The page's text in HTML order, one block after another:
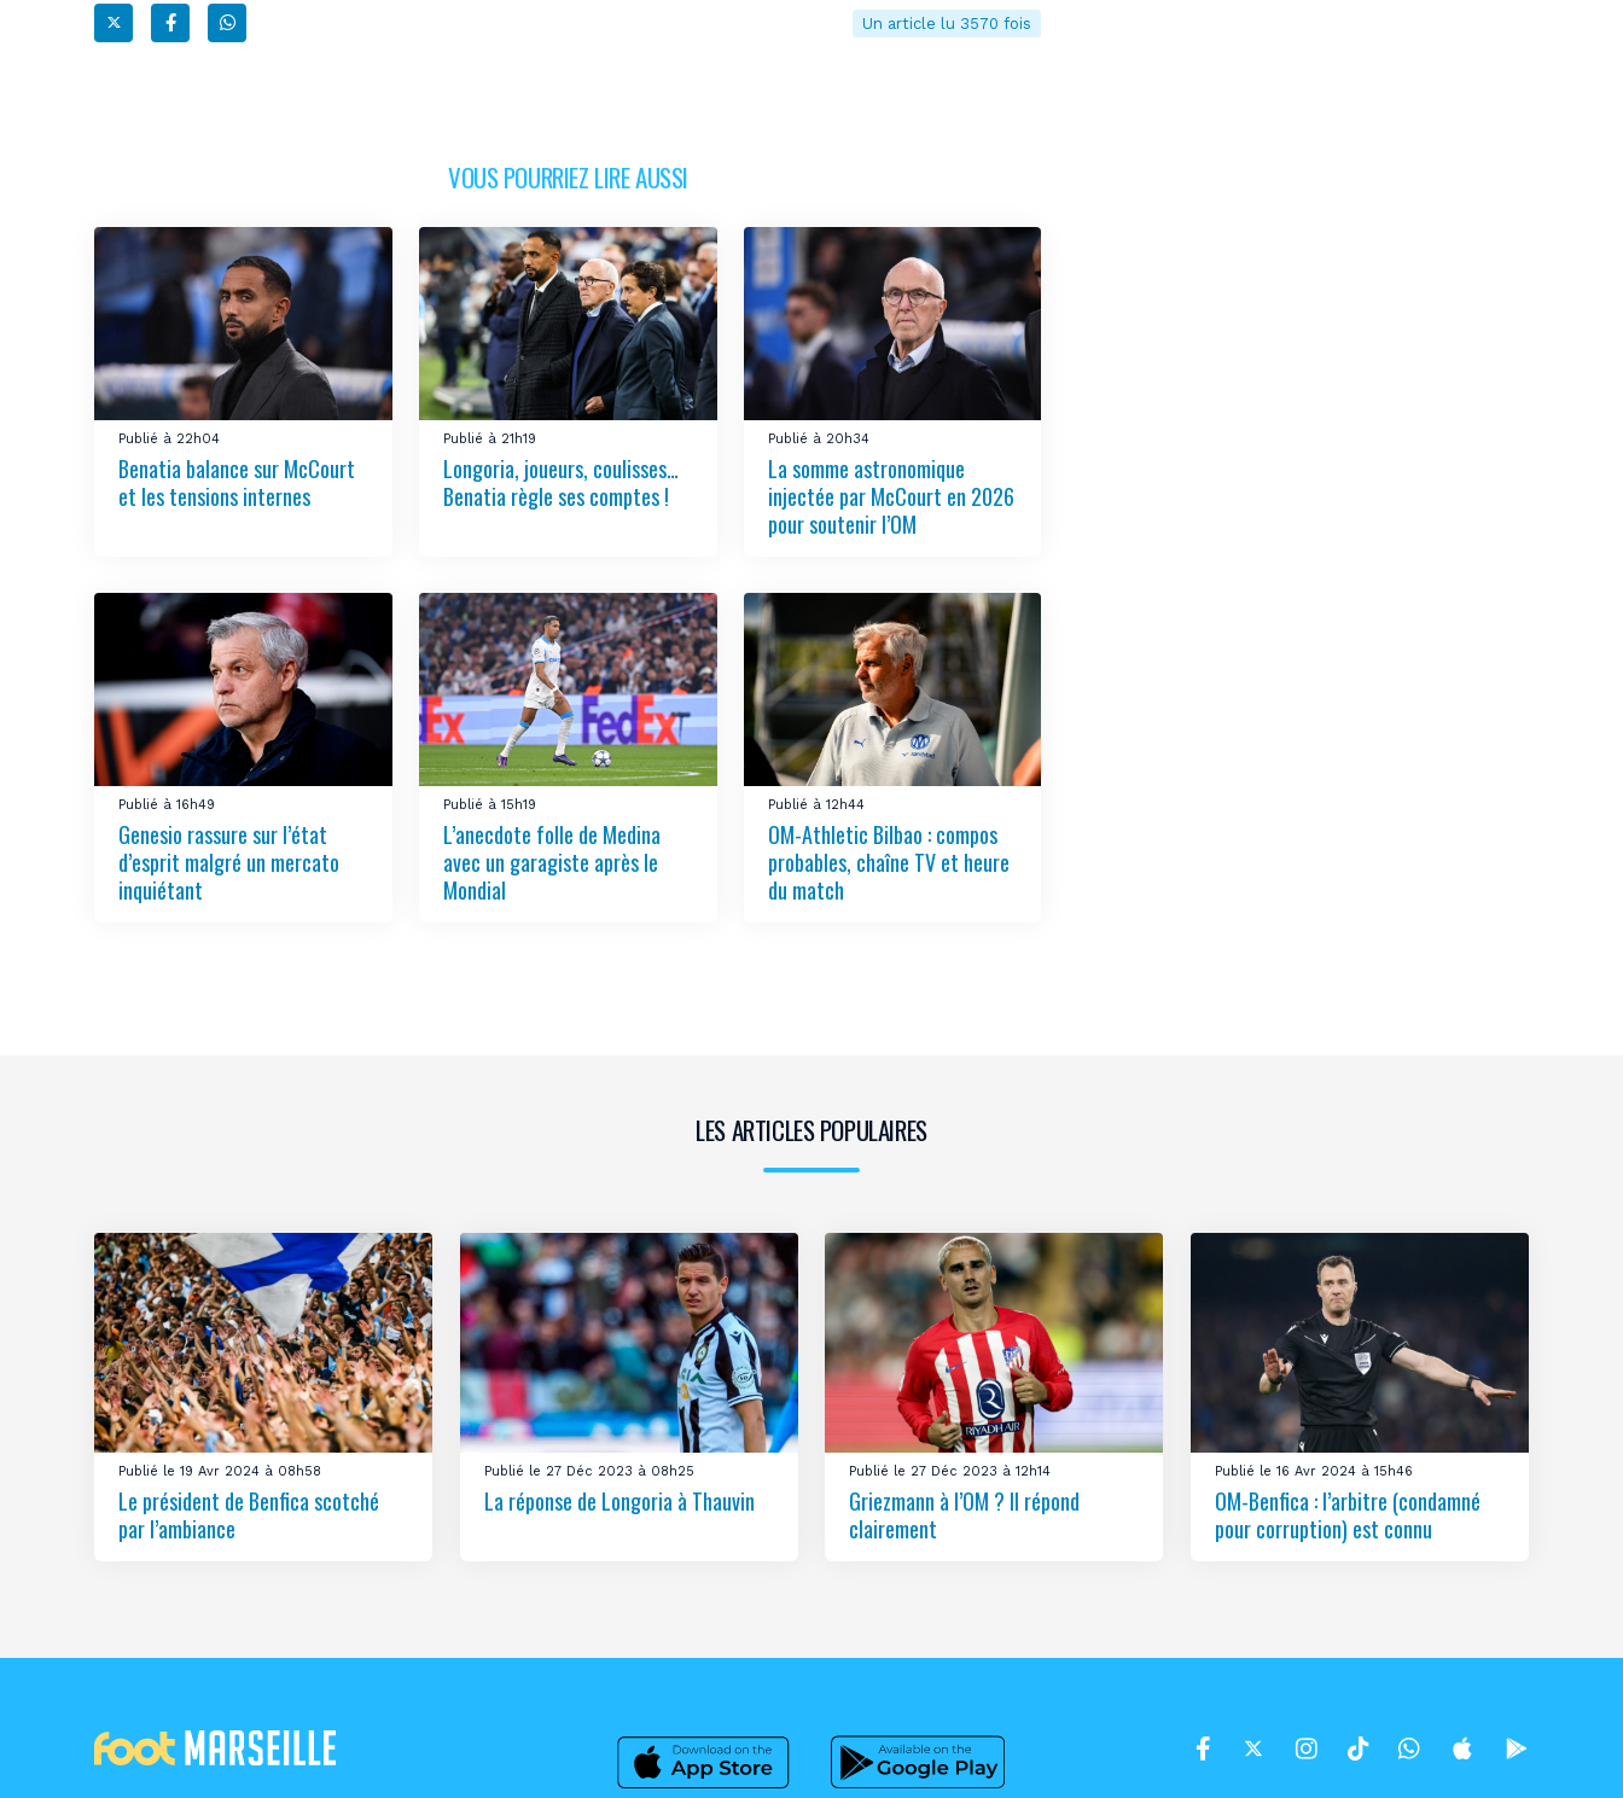
Un article lu 3570 fois
VOUS POURRIEZ LIRE AUSSI
Publié à 22h04
Benatia balance sur McCourt
et les tensions internes
Publié à 21h19
Longoria, joueurs, coulisses…
Benatia règle ses comptes !
Publié à 20h34
La somme astronomique
injectée par McCourt en 2026
pour soutenir l’OM
Publié à 16h49
Genesio rassure sur l’état
d’esprit malgré un mercato
inquiétant
Publié à 15h19
L’anecdote folle de Medina
avec un garagiste après le
Mondial
Publié à 12h44
OM-Athletic Bilbao : compos
probables, chaîne TV et heure
du match
LES ARTICLES POPULAIRES
Publié le 19 Avr 2024 à 08h58
Le président de Benfica scotché
par l’ambiance
Publié le 27 Déc 2023 à 08h25
La réponse de Longoria à Thauvin
Publié le 27 Déc 2023 à 12h14
Griezmann à l’OM ? Il répond
clairement
Publié le 16 Avr 2024 à 15h46
OM-Benfica : l’arbitre (condamné
pour corruption) est connu